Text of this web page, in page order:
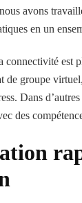
avons
en un
connectivité est
de groupe
Dans
des